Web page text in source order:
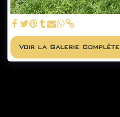
Voir la Galerie Complète